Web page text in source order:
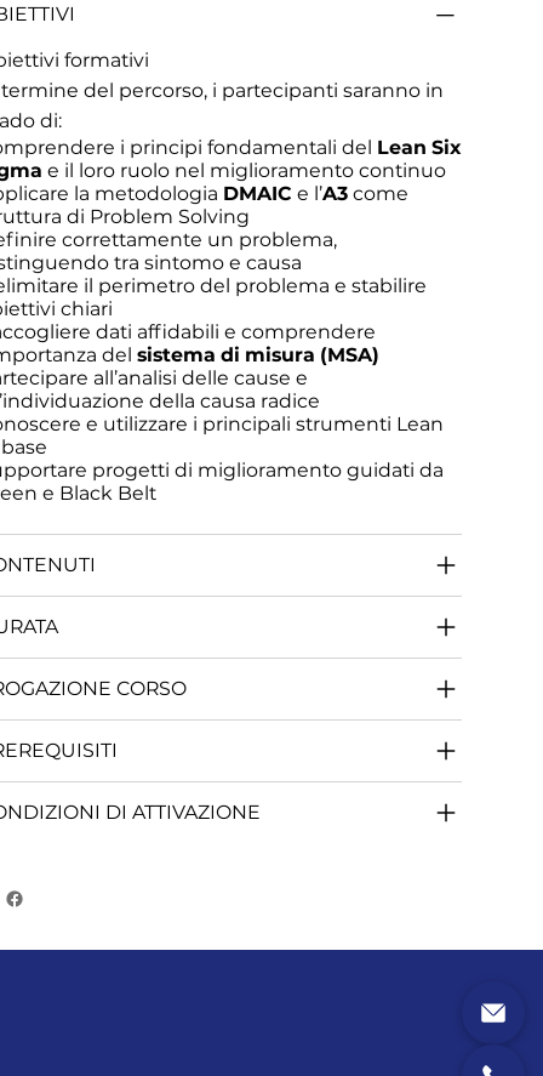
formativi
del percorso, i partecipanti saranno in
di:
i principi fondamentali del Lean Six
e il loro ruolo nel miglioramento continuo
la metodologia DMAIC e l’A3come
di Problem Solving
correttamente un problema,
tra sintomo e causa
il perimetro del problema e stabilire
chiari
dati affidabili e comprendere
del sistema di misura (MSA)
all’analisi delle cause e
della causa radice
e utilizzare i principali strumenti Lean
progetti di miglioramento guidati da
e Black Belt
CORSO
DI ATTIVAZIONE